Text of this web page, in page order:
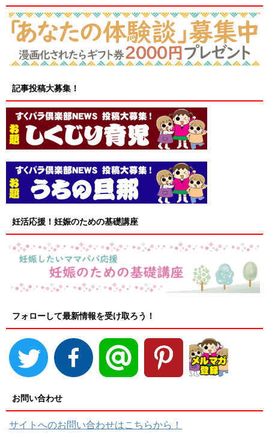
記事投稿大募集！
妊活応援！妊娠のための基礎講座
フォローして最新情報を受け取ろう！
お問い合わせ
サイトへのお問い合わせはこちらから！